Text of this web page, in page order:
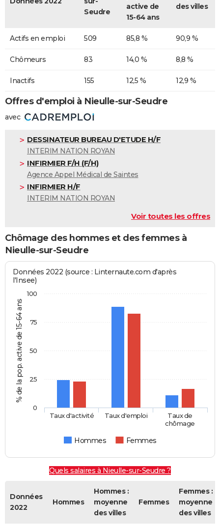
Seudre
active de
15-64 ans
des villes
Actifs en emploi 509 85,8 % 90,9 %
Chômeurs 83 14,0 % 8,8 %
Inactifs 155 12,5 % 12,9 %
Offres d'emploi à Nieulle-sur-Seudre
avec
DESSINATEUR BUREAU D'ETUDE H/F
INTERIM NATION ROYAN
INFIRMIER F/H (F/H)
Agence Appel Médical de Saintes
INFIRMIER H/F
INTERIM NATION ROYAN
Voir toutes les offres
Chômage des hommes et des femmes à
Nieulle-sur-Seudre
% de la pop. active de 15-64 ans
Données 2022 (source : Linternaute.com d'après
l'Insee)
Hommes Femmes
Taux d'activité Taux d'emploi
Taux de
chômage
0
25
50
75
100
Quels salaires à Nieulle-sur-Seudre ?
Données
2022
Hommes
Hommes :
moyenne
des villes
Femmes
Femmes :
moyenne
des villes